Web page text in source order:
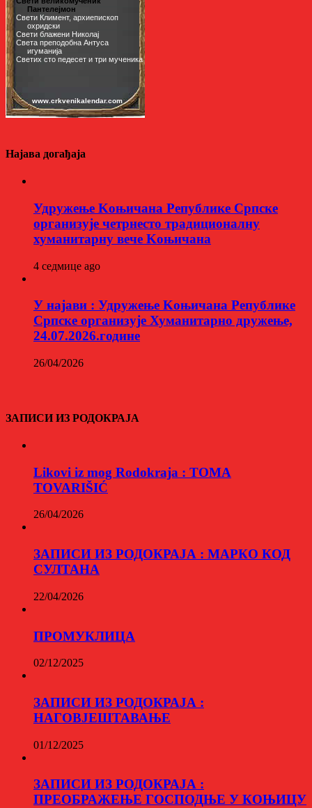
Најава догађаја
Удружење Kоњичана Републике Српске
организује четрнесто традиционалну
хуманитарну вече Kоњичана
4 седмице ago
У најави : Удружење Kоњичана Републике
Српске организује Хуманитарно дружење,
24.07.2026.године
26/04/2026
ЗАПИСИ ИЗ РОДОКРАЈА
Likovi iz mog Rodokraja : TOMA
TOVARIŠIĆ
26/04/2026
ЗАПИСИ ИЗ РОДОКРАЈА : МАРКО КОД
СУЛТАНА
22/04/2026
ПРОМУКЛИЦА
02/12/2025
ЗАПИСИ ИЗ РОДОКРАЈА :
НАГОВЈЕШТАВАЊЕ
01/12/2025
ЗАПИСИ ИЗ РОДОКРАЈА :
ПРЕОБРАЖЕЊЕ ГОСПОДЊЕ У КОЊИЦУ